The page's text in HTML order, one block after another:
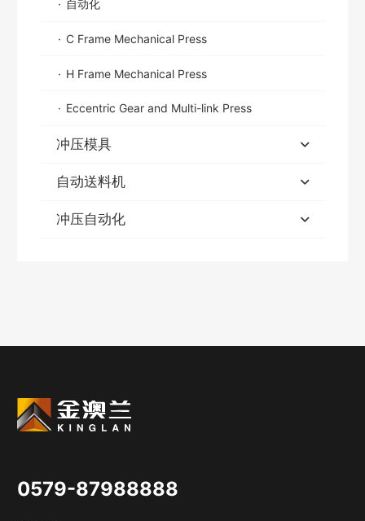
自动化
C Frame Mechanical Press
H Frame Mechanical Press
Eccentric Gear and Multi-link Press
冲压模具
自动送料机
冲压自动化
0579-87988888